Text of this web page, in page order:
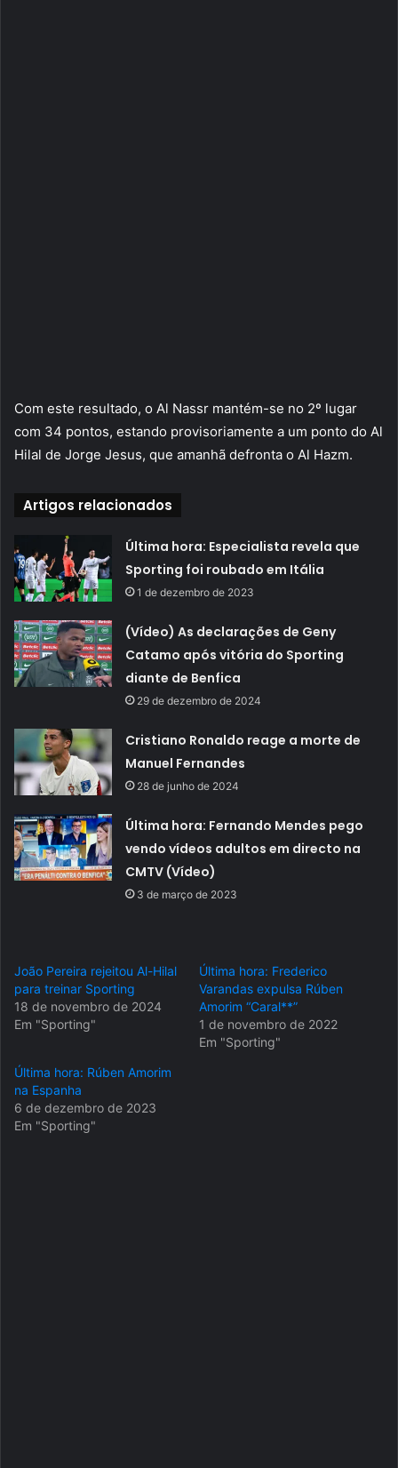
Com este resultado, o Al Nassr mantém-se no 2º lugar
com 34 pontos, estando provisoriamente a um ponto do Al
Hilal de Jorge Jesus, que amanhã defronta o Al Hazm.
Artigos relacionados
Última hora: Especialista revela que
Sporting foi roubado em Itália
1 de dezembro de 2023
(Vídeo) As declarações de Geny
Catamo após vitória do Sporting
diante de Benfica
29 de dezembro de 2024
Cristiano Ronaldo reage a morte de
Manuel Fernandes
28 de junho de 2024
Última hora: Fernando Mendes pego
vendo vídeos adultos em directo na
CMTV (Vídeo)
3 de março de 2023
João Pereira rejeitou Al-Hilal
para treinar Sporting
18 de novembro de 2024
Em "Sporting"
Última hora: Frederico
Varandas expulsa Rúben
Amorim “Caral**”
1 de novembro de 2022
Em "Sporting"
Última hora: Rúben Amorim
na Espanha
6 de dezembro de 2023
Em "Sporting"